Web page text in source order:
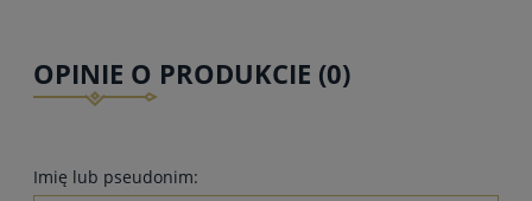
OPINIE O PRODUKCIE (0)
Imię lub pseudonim: